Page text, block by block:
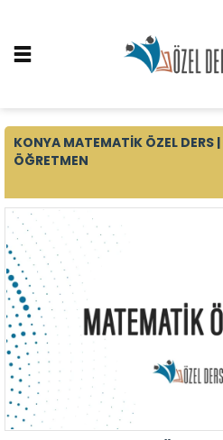
KONYA MATEMATIK ÖZEL DERS
ÖĞRETMEN